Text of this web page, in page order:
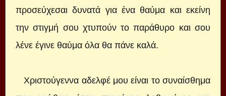
προσεύχεσαι δυνατά για ένα θαύμα και εκείνη
την στιγμή σου χτυπούν το παράθυρο και σου
λένε έγινε θαύμα όλα θα πάνε καλά.
Χριστούγεννα αδελφέ μου είναι το συναίσθημα